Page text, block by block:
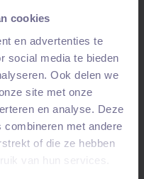
cookies
en advertenties te
social media te bieden
Ook delen we
site met onze
en analyse. Deze
combineren met andere
of die ze hebben
van hun services.
vacature
je in onze
nemen wij contact